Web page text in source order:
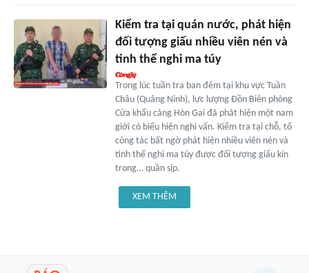
Kiểm tra tại quán nước, phát hiện
đối tượng giấu nhiều viên nén và
tinh thể nghi ma túy
Trong lúc tuần tra ban đêm tại khu vực Tuần
Châu (Quảng Ninh), lực lượng Đồn Biên phòng
Cửa khẩu cảng Hòn Gai đã phát hiện một nam
giới có biểu hiện nghi vấn. Kiểm tra tại chỗ, tổ
công tác bất ngờ phát hiện nhiều viên nén và
tinh thể nghi ma túy được đối tượng giấu kín
trong… quần sịp.
XEM THÊM